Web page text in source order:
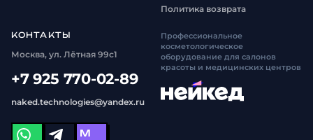
Политика возврата
КОНТАКТЫ
Москва, ул. Лётная 99с1
+7 925 770-02-89
naked.technologies@yandex.ru
M
Профессиональное
косметологическое
оборудование для салонов
красоты и медицинских центров